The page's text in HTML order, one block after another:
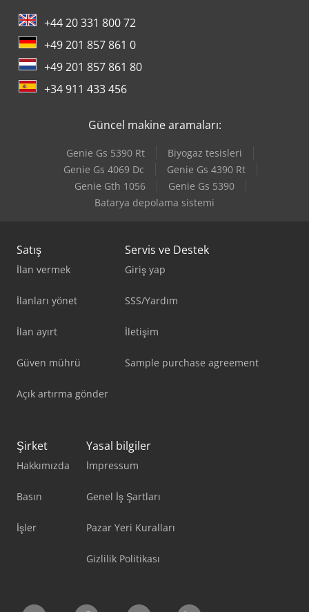
+44 20 331 800 72
+49 201 857 861 0
+49 201 857 861 80
+34 911 433 456
Güncel makine aramaları:
Genie Gs 5390 Rt
Biyogaz tesisleri
Genie Gs 4069 Dc
Genie Gs 4390 Rt
Genie Gth 1056
Genie Gs 5390
Batarya depolama sistemi
Satış
İlan vermek
İlanları yönet
İlan ayırt
Güven mührü
Açık artırma gönder
Servis ve Destek
Giriş yap
SSS/Yardım
İletişim
Sample purchase agreement
Şirket
Hakkımızda
Basın
İşler
Yasal bilgiler
İmpressum
Genel İş Şartları
Pazar Yeri Kuralları
Gizlilik Politikası